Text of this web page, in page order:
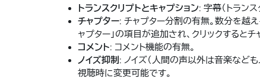
トランスクリプトとキャプション: 字幕（トラン
チャプター: チャプター分割の有無。数分を越
ャプター」の項目が追加され、クリックすると
コメント: コメント機能の有無。
ノイズ抑制 : ノイズ（人間の声以外は音楽など
視聴時に変更可能です。